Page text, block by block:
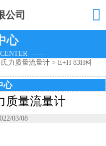
公司 
心
——
力质量流量计 > E+H 83H科
心
质量流量计
03/08